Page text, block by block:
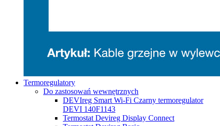
Termoregulatory
Do zastosowań wewnętrznych
DEVIreg Smart Wi-Fi Czarny termoregulator
DEVI 140F1143
Termostat Devireg Display Connect